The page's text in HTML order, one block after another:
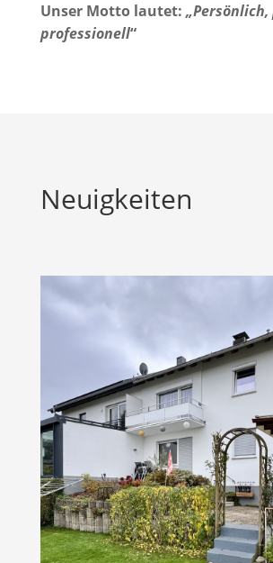
Unser Motto lautet:
professionell“
Neuigkeiten